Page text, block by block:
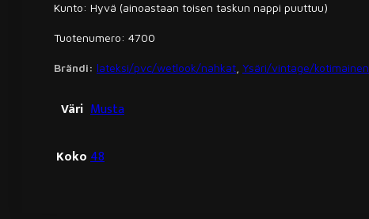
Kunto: Hyvä (ainoastaan toisen taskun nappi puuttuu)
Tuotenumero: 4700
Brändi: lateksi/pvc/wetlook/nahkat Ysäri/vintage/kotimainen
Väri Musta
Koko48